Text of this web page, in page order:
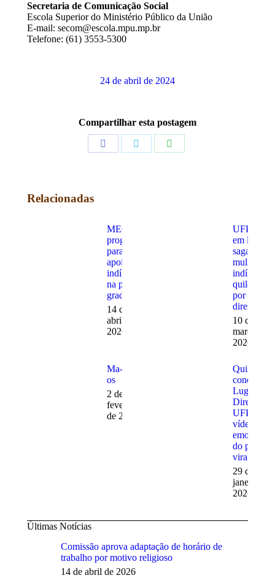
Secretaria de Comunicação Social
Escola Superior do Ministério Público da União
E-mail: secom@escola.mpu.mp.br
Telefone: (61) 3553-5300
24 de abril de 2024
Compartilhar esta postagem
Relacionadas
MEC cria
programa
para
apoiar
indígenas
na pós-
graduação
14 de
abril de
2026
UFPA
em livro a
saga de
mulheres
indígenas
por seus
direitos
10 de
março de
2026
Ma-ná-
os
2 de
fevereiro
de 2026
conquista
Lugar em
Direito na
UFPA:
vídeo
do pai
viraliza
29 de
janeiro de
2026
Últimas Notícias
Comissão aprova adaptação de horário de
trabalho por motivo religioso
14 de abril de 2026